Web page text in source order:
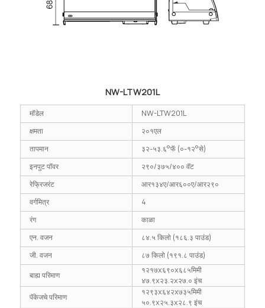
NW-LTW201L
मॉडेल
NW-LTW201L
क्षमता
२०१एल
तापमान
३२-५३.६°फॅ (०-१२°से)
इनपुट पॉवर
२९०/३७५/४०० वॅट
रेफ्रिजरंट
आर१३४ए/आर६००ए/आर२९०
वर्गमित्र
4
रंग
काळा
एन. वजन
८४.५ किलो (१८६.३ पाउंड)
जी. वजन
८७ किलो (१९१.८ पाउंड)
बाह्य परिमाण
१२१७x६९०x६८५मिमी
४७.९x२३.२x२७.० इंच
पॅकेजचे परिमाण
१२९३x६४२x७३५मिमी
५०.९x२५.३x२८.९ इंच